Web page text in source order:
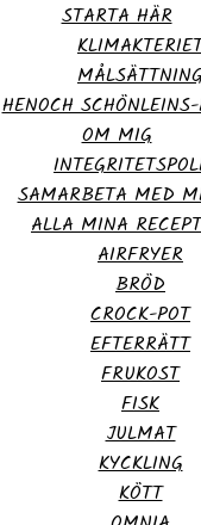
STARTA HÄR
HENOCH
OM MIG
SAMARBETA MED
ALLA MINA RECEPT
AIRFRYER
BRÖD
CROCK-POT
EFTERRÄTT
FRUKOST
FISK
JULMAT
KYCKLING
KÖTT